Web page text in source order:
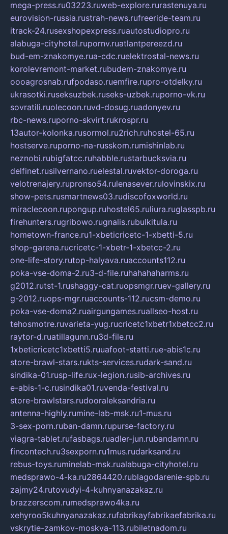
mega-press.ru03223.ruweb-explore.rurastenuya.ru
eurovision-russia.rustrah-news.rufreeride-team.ru
itrack-24.rusexshopexpress.ruautostudiopro.ru
alabuga-cityhotel.rupornv.ruatlantpereezd.ru
bud-em-znakomye.rua-cdc.ruelektrostal-news.ru
korolevremont-market.rubudem-znakomye.ru
oooagrosnab.rufpodaso.ruemfire.rupro-otdelky.ru
ukrasotki.ruseksuzbek.ruseks-uzbek.ruporno-vk.ru
sovratili.ruolecoon.ruvd-dosug.ruadonyev.ru
rbc-news.ruporno-skvirt.rukrospr.ru
13autor-kolonka.rusormol.ru2rich.ruhostel-65.ru
hostserve.ruporno-na-russkom.rumishinlab.ru
neznobi.rubigfatcc.ruhabble.rustarbucksvia.ru
delfinet.rusilvernano.ruelestal.ruvektor-doroga.ru
velotrenajery.rupronso54.rulenasever.rulovinskix.ru
show-pets.rusmartnews03.rudiscofoxworld.ru
miraclecoon.rupongup.ruhostel65.ruliura.ruglasspb.ru
firehunters.rugribowo.rugnalis.rubulkitula.ru
hometown-france.ru1-xbeticricetc-1-xbetti-5.ru
shop-garena.rucricetc-1-xbetr-1-xbetcc-2.ru
one-life-story.rutop-halyava.ruaccounts112.ru
poka-vse-doma-2.ru3-d-file.ruhahahaharms.ru
g2012.rutst-1.rushaggy-cat.ruopsmgr.ruev-gallery.ru
g-2012.ruops-mgr.ruaccounts-112.rucsm-demo.ru
poka-vse-doma2.ruairgungames.ruallseo-host.ru
tehosmotre.ruvarieta-yug.rucricetc1xbetr1xbetcc2.ru
raytor-d.ruatillagunn.ru3d-file.ru
1xbeticricetc1xbetti5.ruuafoot-statti.rue-abis1c.ru
store-brawl-stars.rukts-services.rudark-sand.ru
sindika-01.rusp-life.rux-legion.rusib-archives.ru
e-abis-1-c.rusindika01.ruvenda-festival.ru
store-brawlstars.rudooraleksandria.ru
antenna-highly.rumine-lab-msk.ru1-mus.ru
3-sex-porn.ruban-damn.rupurse-factory.ru
viagra-tablet.rufasbags.ruadler-jun.rubandamn.ru
fincontech.ru3sexporn.ru1mus.rudarksand.ru
rebus-toys.ruminelab-msk.rualabuga-cityhotel.ru
medsprawo-4-ka.ru2864420.rublagodarenie-spb.ru
zajmy24.rutovudyi-4-kuhnyanazakaz.ru
brazzerscom.rumedsprawo4ka.ru
xehyroo5kuhnyanazakaz.rufabrikayfabrikaefabrika.ru
vskrytie-zamkov-moskva-113.rubiletnadom.ru